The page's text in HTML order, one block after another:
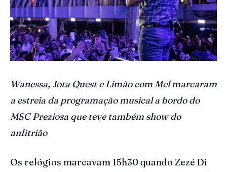
Wanessa, Jota Quest e Limão com Mel marcaram
a estreia da programação musical a bordo do
MSC Preziosa que teve também show do
anfitrião
Os relógios marcavam 15h30 quando Zezé Di